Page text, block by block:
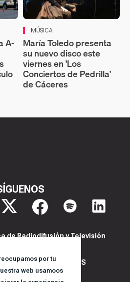
por tu
web usamoos
A-
MÚSICA
María Toledo presenta
su nuevo disco este
viernes en 'Los
Conciertos de Pedrilla'
de Cáceres
de Radiodifusión y Televisión
PRIVACIDAD Y COOKIES